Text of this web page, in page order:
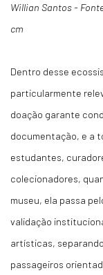
Willian Santos -
cm
Dentro desse
particularmente
doação garante
documentação, e a
estudantes,
colecionadores,
museu, ela passa
validação
artísticas,
passageiros